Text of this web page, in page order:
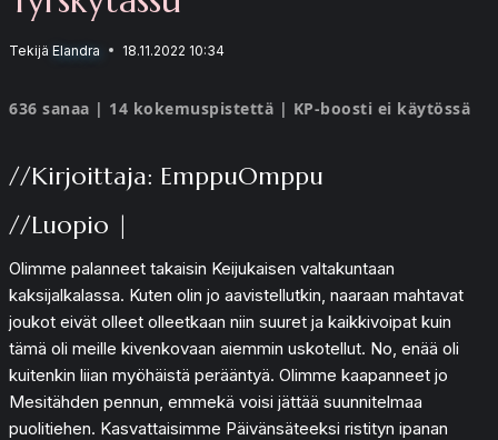
Tekijä Elandra 18.11.2022 10:34
636 sanaa | 14 kokemuspistettä | KP-boosti ei käytössä
//Kirjoittaja: EmppuOmppu
//Luopio |
Olimme palanneet takaisin Keijukaisen valtakuntaan
kaksijalkalassa. Kuten olin jo aavistellutkin, naaraan mahtavat
joukot eivät olleet olleetkaan niin suuret ja kaikkivoipat kuin
tämä oli meille kivenkovaan aiemmin uskotellut. No, enää oli
kuitenkin liian myöhäistä perääntyä. Olimme kaapanneet jo
Mesitähden pennun, emmekä voisi jättää suunnitelmaa
puolitiehen. Kasvattaisimme Päivänsäteeksi ristityn ipanan